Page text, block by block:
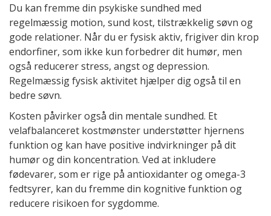
Du kan fremme din psykiske sundhed med
regelmæssig motion, sund kost, tilstrækkelig søvn og
gode relationer. Når du er fysisk aktiv, frigiver din krop
endorfiner, som ikke kun forbedrer dit humør, men
også reducerer stress, angst og depression.
Regelmæssig fysisk aktivitet hjælper dig også til en
bedre søvn.
Kosten påvirker også din mentale sundhed. Et
velafbalanceret kostmønster understøtter hjernens
funktion og kan have positive indvirkninger på dit
humør og din koncentration. Ved at inkludere
fødevarer, som er rige på antioxidanter og omega-3
fedtsyrer, kan du fremme din kognitive funktion og
reducere risikoen for sygdomme.